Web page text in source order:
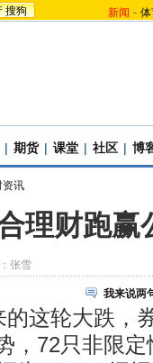
搜狗 新闻 -
| 期货 | 课堂 | 社区 | 博
资讯
理财跑赢
张雪
我来说两
轮大跌，券
，72只非限